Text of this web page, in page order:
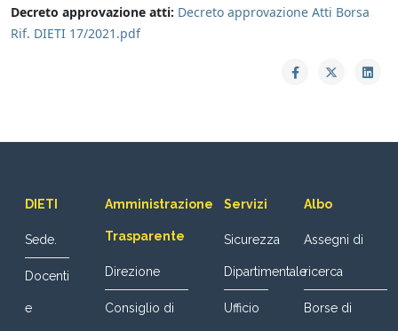
Decreto approvazione atti: Decreto approvazione Atti Borsa
Rif. DIETI 17/2021.pdf
DIETI
Sede.
Docenti
e
Amministrazione
Trasparente
Direzione
Consiglio di
Servizi
Sicurezza
Dipartimentale
Ufficio
Albo
Assegni di
ricerca
Borse di